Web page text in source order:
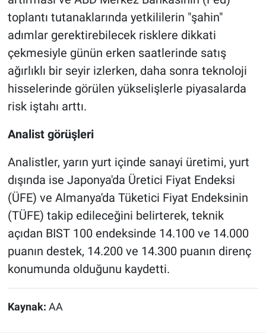
toplantı tutanaklarında yetkililerin "şahin"
adımlar gerektirebilecek risklere dikkati
çekmesiyle günün erken saatlerinde satış
ağırlıklı bir seyir izlerken, daha sonra teknoloji
hisselerinde görülen yükselişlerle piyasalarda
risk iştahı arttı.
Analist görüşleri
Analistler, yarın yurt içinde sanayi üretimi, yurt
dışında ise Japonya'da Üretici Fiyat Endeksi
(ÜFE) ve Almanya'da Tüketici Fiyat Endeksinin
(TÜFE) takip edileceğini belirterek, teknik
açıdan BIST 100 endeksinde 14.100 ve 14.000
puanın destek, 14.200 ve 14.300 puanın direnç
konumunda olduğunu kaydetti.
Kaynak: AA